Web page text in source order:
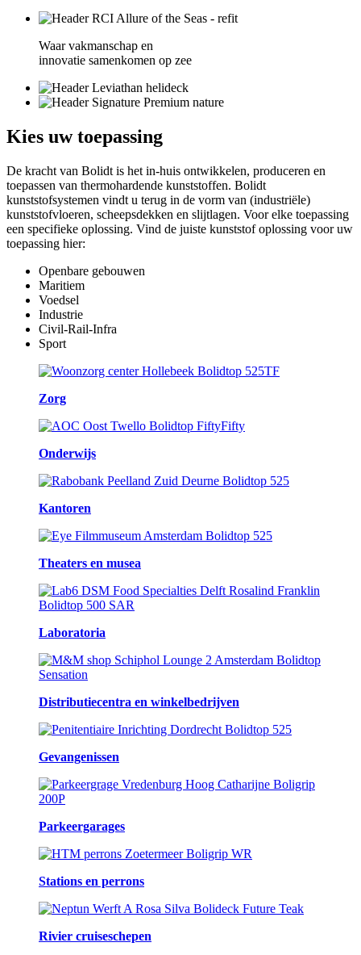
Waar vakmanschap en
innovatie samenkomen op zee
Kies uw toepassing
De kracht van Bolidt is het in-huis ontwikkelen, produceren en
toepassen van thermohardende kunststoffen. Bolidt
kunststofsystemen vindt u terug in de vorm van (industriële)
kunststofvloeren, scheepsdekken en slijtlagen. Voor elke toepassing
een specifieke oplossing. Vind de juiste kunststof oplossing voor uw
toepassing hier:
Openbare gebouwen
Maritiem
Voedsel
Industrie
Civil-Rail-Infra
Sport
Zorg
Onderwijs
Kantoren
Theaters en musea
Laboratoria
Distributiecentra en winkelbedrijven
Gevangenissen
Parkeergarages
Stations en perrons
Rivier cruiseschepen